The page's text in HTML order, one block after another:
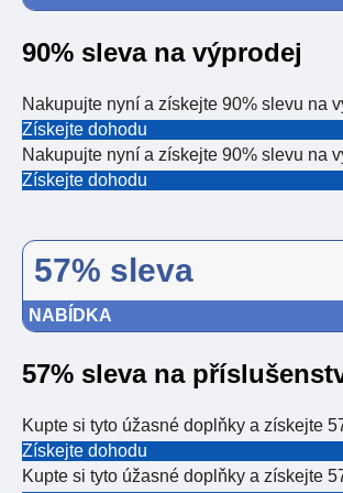
90% sleva na výprodej
Nakupujte nyní a získejte 90% slevu na
Získejte dohodu
Nakupujte nyní a získejte 90% slevu na
Získejte dohodu
57% sleva
NABÍDKA
57% sleva na
Kupte si tyto úžasné doplňky a získejte
Získejte dohodu
Kupte si tyto úžasné doplňky a získejte